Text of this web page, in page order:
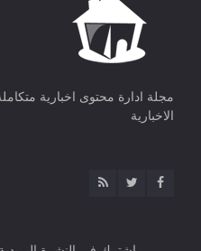
مجلة ادارة محتوى اخبارية
الاخبارية